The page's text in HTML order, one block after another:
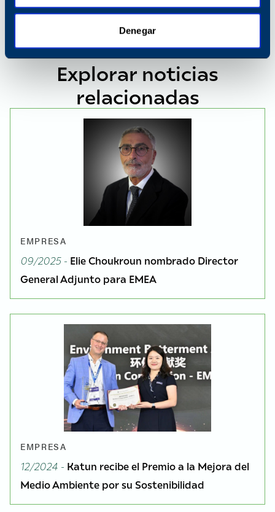
Denegar
Explorar noticias
relacionadas
EMPRESA
09/2025 - Elie Choukroun nombrado Director
General Adjunto para EMEA
EMPRESA
12/2024 - Katun recibe el Premio a la Mejora del
Medio Ambiente por su Sostenibilidad